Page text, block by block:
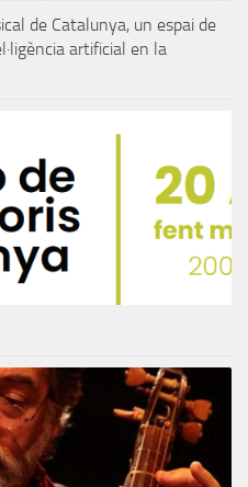
de Catalunya, un espai de
artificial en la